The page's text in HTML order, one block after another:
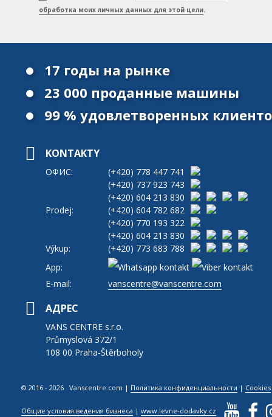
обработка моих личных данных для этой цели.
17 годы на рынке
23 000 проданные машины
99 % удовлетворенных
KONTAKTY
ОФИС: (+420) 778 447 741
(+420) 737 923 743
(+420) 604 213 830
Prodej:
(+420) 604 782 682
(+420) 770 193 322
(+420) 604 213 830
Výkup:
(+420) 773 683 788
App:
E-mail:
vanscentre@vanscentre.com
АДРЕС
VANS CENTRE s.r.o.
Průmyslová 372/1
108 00 Praha-Štěrboholy
© 2016 - 2026 Vanscentre.com | Политика конфиденциальности | Cookies
Общие условия ведения бизнеса |www.levne-dodavky.cz